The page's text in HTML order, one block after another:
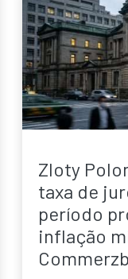
Zloty
taxa de
período
inflação